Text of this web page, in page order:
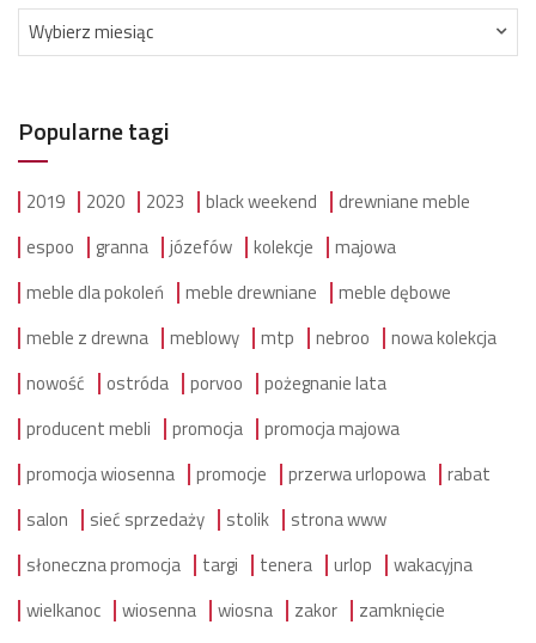
Archiwum
Wybierz miesiąc
Popularne tagi
2019 2020 2023 black weekend
drewniane meble
espoo
granna józefów kolekcje
majowa
meble dla pokoleń
meble drewniane
meble dębowe
meble z drewna
meblowy mtp nebroo
nowa kolekcja
nowość
ostróda porvoo
pożegnanie lata
producent mebli
promocja
promocja majowa
promocja wiosenna
promocje przerwa urlopowa
rabat
salon
sieć sprzedaży stolik
strona www
słoneczna promocja
targi tenera urlop
wakacyjna
wielkanoc
wiosenna wiosna zakor
zamknięcie